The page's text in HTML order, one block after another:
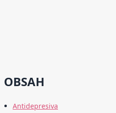
OBSAH
Antidepresiva